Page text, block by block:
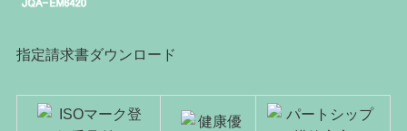
指定請求書ダウンロード